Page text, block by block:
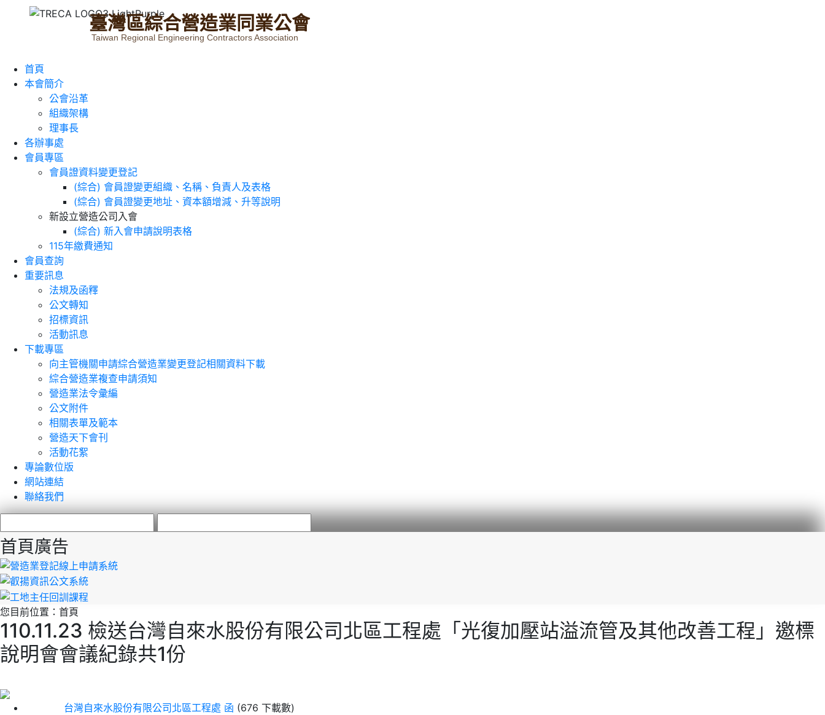
臺灣區綜合營造業同業公會
Taiwan Regional Engineering Contractors Association
首頁
本會簡介
公會沿革
組織架構
理事長
各辦事處
會員專區
會員證資料變更登記
(綜合) 會員證變更組織、名稱、負責人及表格
(綜合) 會員證變更地址、資本額增減、升等說明
新設立營造公司入會
(綜合) 新入會申請說明表格
115年繳費通知
會員查詢
重要訊息
法規及函釋
公文轉知
招標資訊
活動訊息
下載專區
向主管機關申請綜合營造業變更登記相關資料下載
綜合營造業複查申請須知
營造業法令彙編
公文附件
相關表單及範本
營造天下會刊
活動花絮
專論數位版
網站連結
聯絡我們
首頁廣告
您目前位置： 首頁
110.11.23 檢送台灣自來水股份有限公司北區工程處「光復加壓站溢流管及其他改善工程」邀標
說明會會議紀錄共1份
台灣自來水股份有限公司北區工程處 函 (676 下載數)